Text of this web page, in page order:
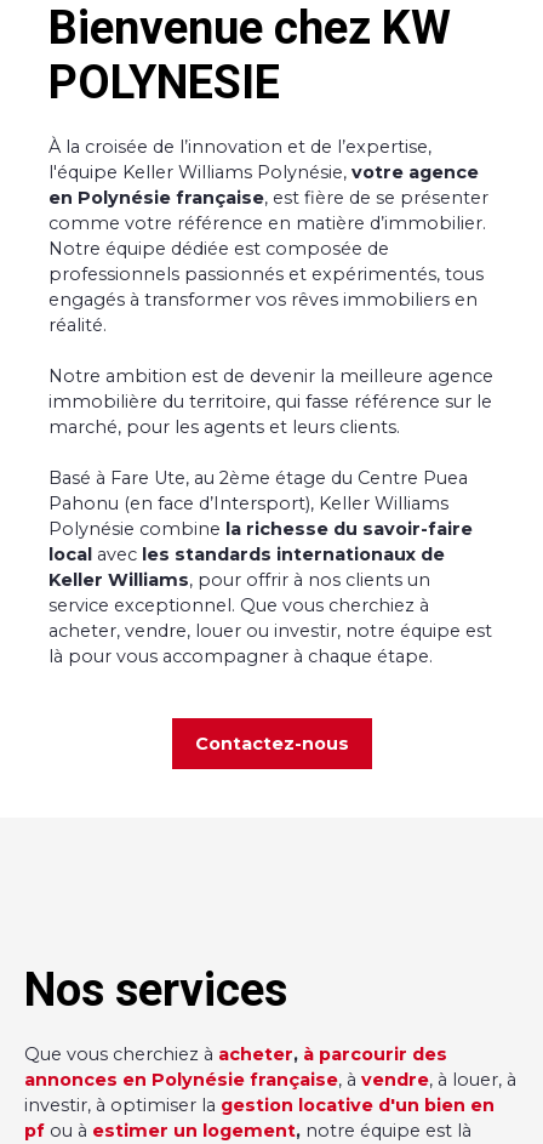
Bienvenue chez KW
POLYNESIE
À la croisée de l’innovation et de l’expertise,
l'équipe Keller Williams Polynésie, votre agence
en Polynésie française, est fière de se présenter
comme votre référence en matière d’immobilier.
Notre équipe dédiée est composée de
professionnels passionnés et expérimentés, tous
engagés à transformer vos rêves immobiliers en
réalité.
Notre ambition est de devenir la meilleure agence
immobilière du territoire, qui fasse référence sur le
marché, pour les agents et leurs clients.
Basé à Fare Ute, au 2ème étage du Centre Puea
Pahonu (en face d’Intersport), Keller Williams
Polynésie combine la richesse du savoir-faire
local avec les standards internationaux de
Keller Williams, pour offrir à nos clients un
service exceptionnel. Que vous cherchiez à
acheter, vendre, louer ou investir, notre équipe est
là pour vous accompagner à chaque étape.
Contactez-nous
Nos services
Que vous cherchiez à acheter, à parcourir des
annonces en Polynésie française, à vendre, à louer, à
investir, à optimiser la gestion locative d'un bien en
pf ou à estimer un logement, notre équipe est là